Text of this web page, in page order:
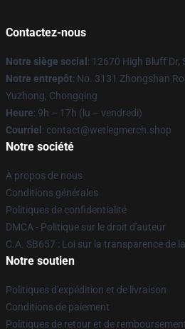
Contactez-nous
Notre siège social : 12670 High Bluff Dr,
Notre entrepôt: No. 3131 Zhongshan
Yuzhong, Chongqing
Heure: 9h – 17h (lu – vendredi)
Courriel : contact@wetlegmerch.shop
Notre société
À propos de nous
Conditions générales
Politiques de confidentialité
DMCA - Politique sur le droit d'auteur
C.A. SB657 : Loi sur la transparence de
Notre soutien
Politiques d'expédition et de livraison
Conditions de paiement
Politiques de retour et de